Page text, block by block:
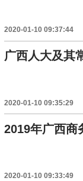
2020-01-10 09:37:44
广西人大及其
2020-01-10 09:35:29
2019年广西商
2020-01-10 09:33:49